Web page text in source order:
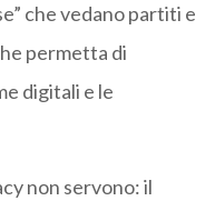
che vedano partiti e
permetta di
digitali e le
non servono: il